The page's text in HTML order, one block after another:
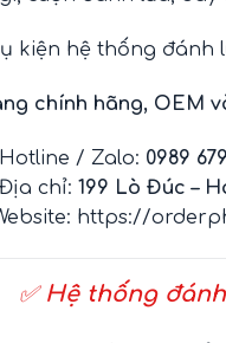
kiện hệ thống đánh
chính hãng, OEM
Hotline / Zalo: 0989
Địa chỉ: 199 Lò Đúc –
https://
✅ Hệ thống